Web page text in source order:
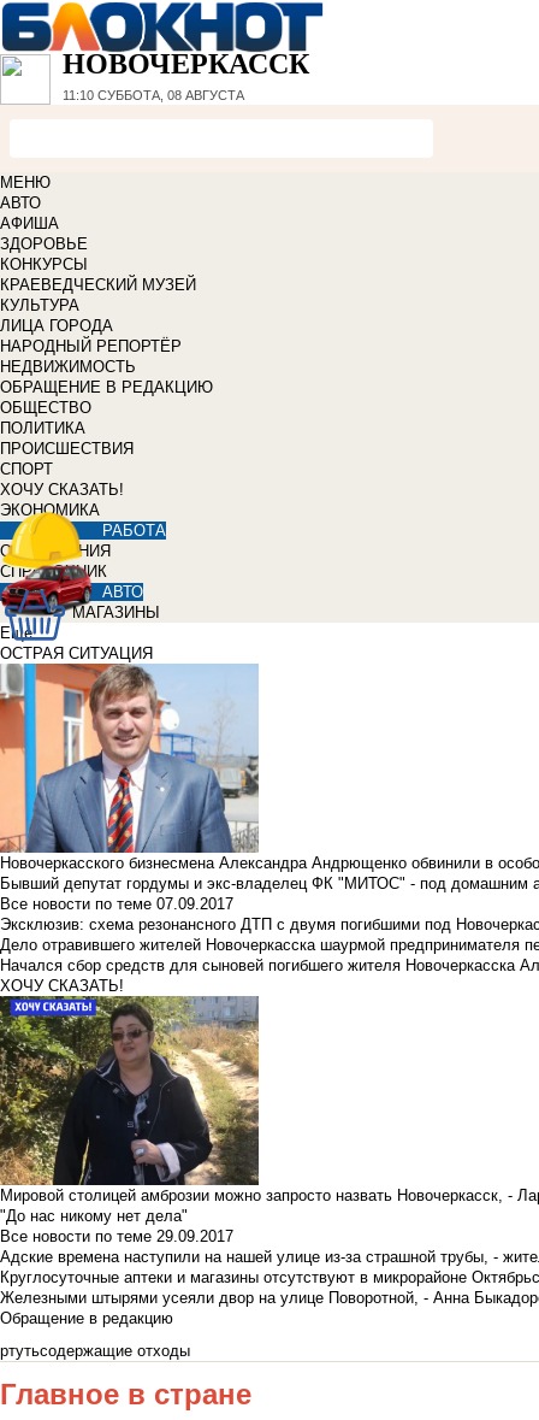
НОВОЧЕРКАССК
11:10 СУББОТА, 08 АВГУСТА
МЕНЮ
АВТО
АФИША
ЗДОРОВЬЕ
КОНКУРСЫ
КРАЕВЕДЧЕСКИЙ МУЗЕЙ
КУЛЬТУРА
ЛИЦА ГОРОДА
НАРОДНЫЙ РЕПОРТЁР
НЕДВИЖИМОСТЬ
ОБРАЩЕНИЕ В РЕДАКЦИЮ
ОБЩЕСТВО
ПОЛИТИКА
ПРОИСШЕСТВИЯ
СПОРТ
ХОЧУ СКАЗАТЬ!
ЭКОНОМИКА
РАБОТА
ОБЪЯВЛЕНИЯ
СПРАВОЧНИК
АВТО
МАГАЗИНЫ
Еще
ОСТРАЯ СИТУАЦИЯ
Новочеркасского бизнесмена Александра Андрющенко обвинили в
Бывший депутат гордумы и экс-владелец ФК "МИТОС" - под домашним
Все новости по теме 07.09.2017
Эксклюзив: схема резонансного ДТП с двумя погибшими под
Дело отравившего жителей Новочеркасска шаурмой предпринимателя
Начался сбор средств для сыновей погибшего жителя Новочеркасска
ХОЧУ СКАЗАТЬ!
Мировой столицей амброзии можно запросто назвать Новочеркасск, -
"До нас никому нет дела"
Все новости по теме 29.09.2017
Адские времена наступили на нашей улице из-за страшной трубы, -
Круглосуточные аптеки и магазины отсутствуют в микрорайоне
Железными штырями усеяли двор на улице Поворотной, - Анна
Обращение в редакцию
ртутьсодержащие отходы
Главное в стране